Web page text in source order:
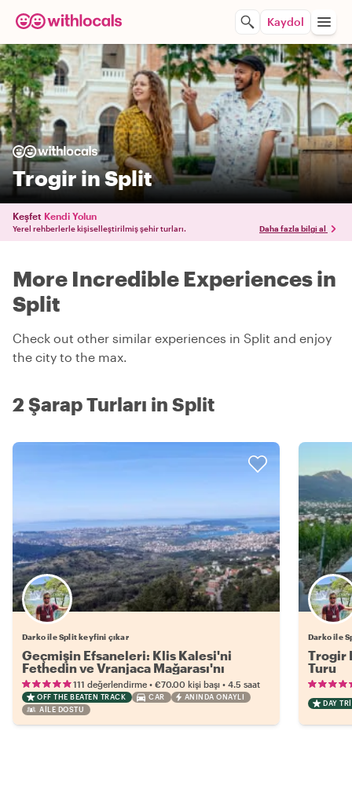
Kaydol
Trogir in Split
Keşfet Kendi Yolun
Yerel rehberlerle kişiselleştirilmiş şehir turları. Daha fazla bilgi al
More Incredible Experiences in
Split
Check out other similar experiences in Split and enjoy
the city to the max.
2 Şarap Turları in Split
Darko ile Split keyfini çıkar
Geçmişin Efsaneleri: Klis Kalesi'ni
Fethedin ve Vranjaca Mağarası'nı
Keşfedin111 değerlendirme • €70.00 kişi başı • 4.5 saat
OFF THE BEATEN TRACK CAR
ANINDA ONAYLI
AILE DOSTU
Darko ile
Trogir
Turu
DAY